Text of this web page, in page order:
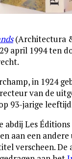
(Architectura
april 1994 ten
in 1924
van de
93-jarige
abdij Les
aan een andere
verscheen. De